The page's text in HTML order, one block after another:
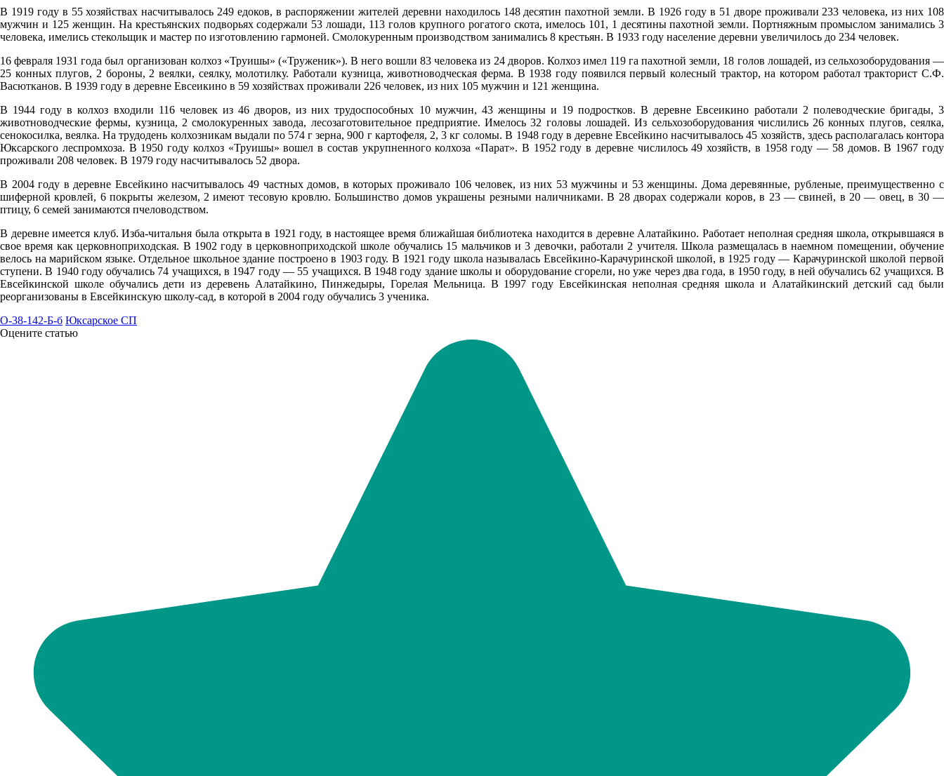
08.08
09:00
758
80%
4.3
294°
12:00
27.2°
758
50%
3.6
314°
08.08
08.08
В 1919 году в 55 хозяйствах насчитывалось 249 едоков, в распоряжении жителей деревни находилось 148 десятин пахотной земли. В 1926 году в 51 дворе проживали 233 человека, из них 108
мужчин и 125 женщин. На крестьянских подворьях содержали 53 лошади, 113 голов крупного рогатого скота, имелось 101, 1 десятины пахотной земли. Портняжным промыслом занимались 3
человека, имелись стекольщик и мастер по изготовлению гармоней. Смолокуренным производством занимались 8 крестьян. В 1933 году население деревни увеличилось до 234 человек.
16 февраля 1931 года был организован колхоз «Труишы» («Труженик»). В него вошли 83 человека из 24 дворов. Колхоз имел 119 га пахотной земли, 18 голов лошадей, из сельхозоборудования —
25 конных плугов, 2 бороны, 2 веялки, сеялку, молотилку. Работали кузница, животноводческая ферма. В 1938 году появился первый колесный трактор, на котором работал тракторист С.Ф.
Васютканов. В 1939 году в деревне Евсеикино в 59 хозяйствах проживали 226 человек, из них 105 мужчин и 121 женщина.
В 1944 году в колхоз входили 116 человек из 46 дворов, из них трудоспособных 10 мужчин, 43 женщины и 19 подростков. В деревне Евсеикино работали 2 полеводческие бригады, 3
животноводческие фермы, кузница, 2 смолокуренных завода, лесозаготовительное предприятие. Имелось 32 головы лошадей. Из сельхозоборудования числились 26 конных плугов, сеялка,
сенокосилка, веялка. На трудодень колхозникам выдали по 574 г зерна, 900 г картофеля, 2, 3 кг соломы. В 1948 году в деревне Евсейкино насчитывалось 45 хозяйств, здесь располагалась контора
Юксарского леспромхоза. В 1950 году колхоз «Труишы» вошел в состав укрупненного колхоза «Парат». В 1952 году в деревне числилось 49 хозяйств, в 1958 году — 58 домов. В 1967 году
проживали 208 человек. В 1979 году насчитывалось 52 двора.
В 2004 году в деревне Евсейкино насчитывалось 49 частных домов, в которых проживало 106 человек, из них 53 мужчины и 53 женщины. Дома деревянные, рубленые, преимущественно с
шиферной кровлей, 6 покрыты железом, 2 имеют тесовую кровлю. Большинство домов украшены резными наличниками. В 28 дворах содержали коров, в 23 — свиней, в 20 — овец, в 30 —
птицу, 6 семей занимаются пчеловодством.
В деревне имеется клуб. Изба-читальня была открыта в 1921 году, в настоящее время ближайшая библиотека находится в деревне Алатайкино. Работает неполная средняя школа, открывшаяся в
свое время как церковноприходская. В 1902 году в церковноприходской школе обучались 15 мальчиков и 3 девочки, работали 2 учителя. Школа размещалась в наемном помещении, обучение
велось на марийском языке. Отдельное школьное здание построено в 1903 году. В 1921 году школа называлась Евсейкино-Карачуринской школой, в 1925 году — Карачуринской школой первой
ступени. В 1940 году обучались 74 учащихся, в 1947 году — 55 учащихся. В 1948 году здание школы и оборудование сгорели, но уже через два года, в 1950 году, в ней обучались 62 учащихся. В
Евсейкинской школе обучались дети из деревень Алатайкино, Пинжедыры, Горелая Мельница. В 1997 году Евсейкинская неполная средняя школа и Алатайкинский детский сад были
реорганизованы в Евсейкинскую школу-сад, в которой в 2004 году обучались 3 ученика.
O-38-142-Б-б Юксарское СП
Оцените статью